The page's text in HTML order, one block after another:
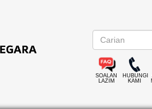
SOALAN
LAZIM
HUBUNGI
KAMI